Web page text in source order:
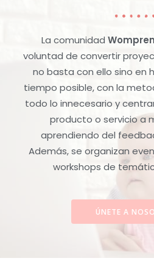
La comunidad
voluntad de convertir
no basta con ello sino en
tiempo posible, con la
todo lo innecesario y
producto o servicio a
aprendiendo del
Además, se organizan
workshops de
ÚNETE A